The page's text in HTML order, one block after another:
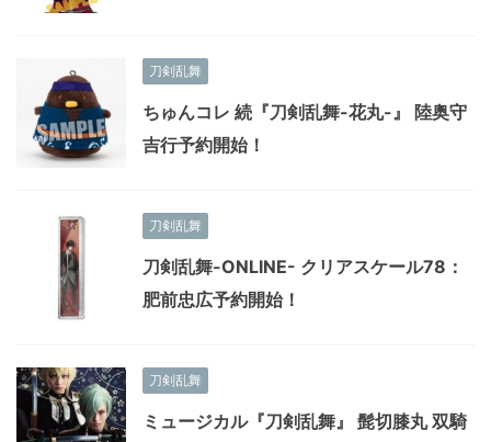
刀剣乱舞
ちゅんコレ 続『刀剣乱舞-花丸-』 陸奥守
吉行予約開始！
刀剣乱舞
刀剣乱舞-ONLINE- クリアスケール78：
肥前忠広予約開始！
刀剣乱舞
ミュージカル『刀剣乱舞』 髭切膝丸 双騎